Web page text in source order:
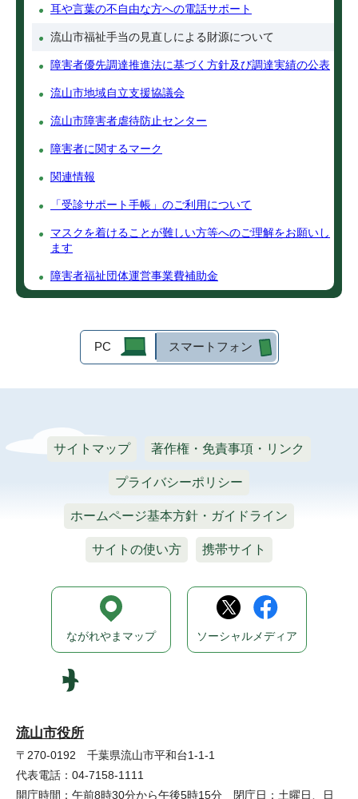
耳や言葉の不自由な方への電話サポート
流山市福祉手当の見直しによる財源について
障害者優先調達推進法に基づく方針及び調達実績の公表
流山市地域自立支援協議会
流山市障害者虐待防止センター
障害者に関するマーク
関連情報
「受診サポート手帳」のご利用について
マスクを着けることが難しい方等へのご理解をお願いし
ます
障害者福祉団体運営事業費補助金
PC スマートフォン
サイトマップ 著作権・免責事項・リンク
プライバシーポリシー
ホームページ基本方針・ガイドライン
サイトの使い方 携帯サイト
流山市役所
〒270-0192 千葉県流山市平和台1-1-1
代表電話：04-7158-1111
開庁時間：午前8時30分から午後5時15分 閉庁日：土曜日、日
ながれやまマップ ソーシャルメディア